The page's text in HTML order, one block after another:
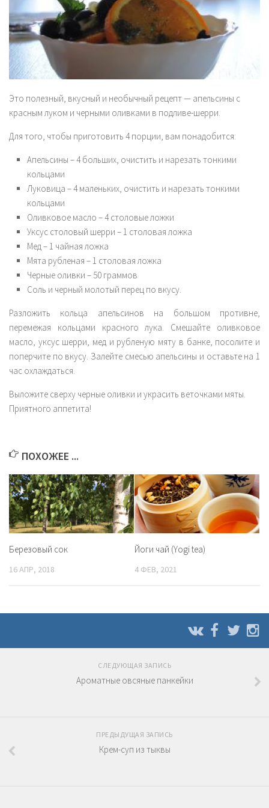
Комплексы
Мантры
Пранаямы
Блог
Еда
Путешествия
История
Аюрведа
Философия
Йога терапия
Точка зрения
Контакты
English
Это полезный, вкусный и необычный рецепт — апельсины с
красным луком и черными оливками в подливе-шерри.
Для того, чтобы приготовить 4 порции, вам понадобится:
Апельсины – 4 больших, очистить и нарезать тонкими
кольцами
Луковица – 4 маленьких, очистить и нарезать тонкими
кольцами
Оливковое масло – 4 столовые ложки
Уксус столовый шерри – 1 столовая ложка
Мед – 1 чайная ложка
Мята рубленая – 1 столовая ложка
Черные оливки – 50 граммов
Соль и черный молотый перец по вкусу.
Разложить кольца апельсинов на большом противне,
перемежая кольцами красного лука. Смешайте оливковое
масло, уксус шерри, мед и рубленую мяту в банке, посолите и
поперчите по вкусу. Залейте смесью апельсины и оставьте на 1
час охлаждаться.
Выложите сверху черные оливки и украсить веточками мяты.
Приятного аппетита!
ПОХОЖЕЕ ...
Березовый сок
16 АПР, 2018
Йоги чай (Yogi tea)
4 ФЕВ, 2021
СЛЕДУЮЩАЯ ЗАПИСЬ
Ароматные овсяные панкейки
ПРЕДЫДУЩАЯ ЗАПИСЬ
Крем-суп из тыквы